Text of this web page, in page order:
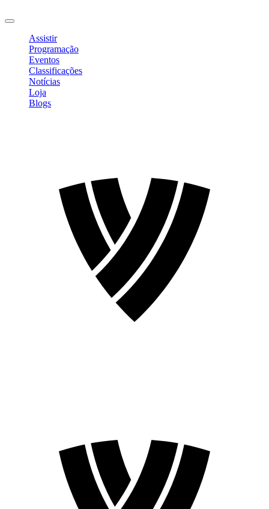
Assistir
Programação
Eventos
Classificações
Notícias
Loja
Blogs